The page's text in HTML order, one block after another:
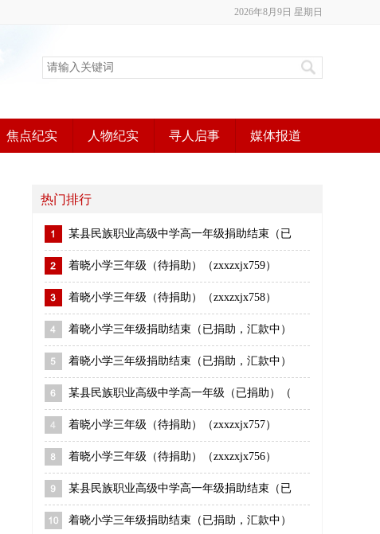
2026年8月9日 星期日
焦点纪实 人物纪实 寻人启事 媒体报道
热门排行
某县民族职业高级中学高一年级捐助结束（已
着晓小学三年级（待捐助）（zxxzxjx759）
着晓小学三年级（待捐助）（zxxzxjx758）
着晓小学三年级捐助结束（已捐助，汇款中）
着晓小学三年级捐助结束（已捐助，汇款中）
某县民族职业高级中学高一年级（已捐助）（
着晓小学三年级（待捐助）（zxxzxjx757）
着晓小学三年级（待捐助）（zxxzxjx756）
某县民族职业高级中学高一年级捐助结束（已
着晓小学三年级捐助结束（已捐助，汇款中）